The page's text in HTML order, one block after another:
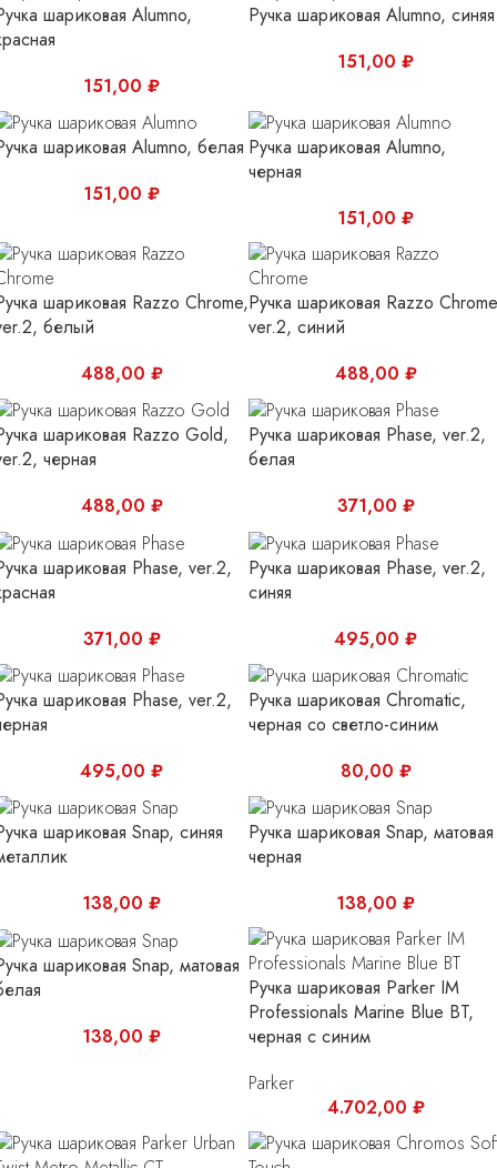
шариковая Alumno,
151,00 ₽
Ручка шариковая Alumno, синяя
151,00 ₽
шариковая Alumno, белая
151,00 ₽
Ручка шариковая Alumno,
черная
151,00 ₽
шариковая Razzo Chrome,
белый
488,00 ₽
Ручка шариковая Razzo
ver.2, синий
488,00 ₽
шариковая Razzo Gold,
черная
488,00 ₽
Ручка шариковая Phase, ver.2,
белая
371,00 ₽
шариковая Phase, ver.2,
371,00 ₽
Ручка шариковая Phase, ver.2,
синяя
495,00 ₽
шариковая Phase, ver.2,
495,00 ₽
Ручка шариковая Chromatic,
черная со светло-синим
80,00 ₽
шариковая Snap, синяя
138,00 ₽
Ручка шариковая Snap, матовая
черная
138,00 ₽
шариковая Snap, матовая
138,00 ₽
Ручка шариковая Parker IM
Professionals Marine Blue BT,
черная с синим
Parker
4.702,00 ₽